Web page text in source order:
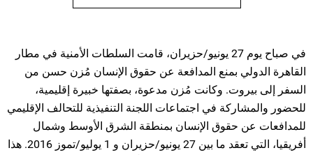
في صباح يوم 27 يونيو/حزيران، قامت السلطات الأمنية في مطار
القاهرة الدولي بمنع المدافعة عن حقوق الإنسان مُزن حسن من
السفر إلى بيروت. وكانت مُزن مدعوة، بصفتها خبيرة إقليمية،
للحضور والمشاركة في اجتماعات اللجنة التنفيذية للتحالف الإقليمي
للمدافعات عن حقوق الإنسان بمنطقة الشرق الأوسط وشمال
أفريقيا، التي تعقد ما بين 27 يونيو/حزيران و 1 يوليو/تموز 2016. هذا